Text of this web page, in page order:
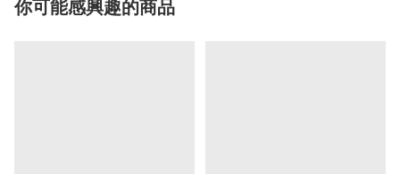
你可能感興趣的商品